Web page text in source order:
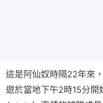
這是阿仙奴時隔22年來
遊於當地下午2時15分